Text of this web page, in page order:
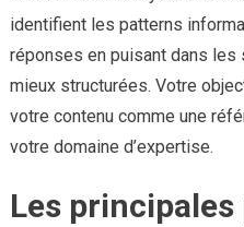
identifient les patterns
réponses en puisant dans
mieux structurées. Votre
votre contenu comme une
votre domaine d’expertise.
Les